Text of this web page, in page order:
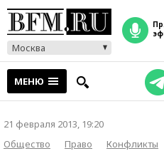
Москва
прямой
МЕНЮ
21 февраля 2013, 19:20
Общество
Право Конфликты